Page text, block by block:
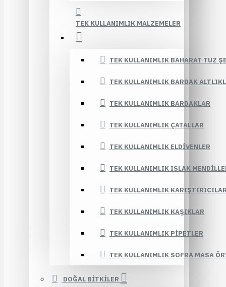
TEK KULLANIMLIK MALZEMELER
TEK KULLANIMLIK BAHARAT TUZ
TEK KULLANIMLIK BARDAK
TEK KULLANIMLIK BARDAKLAR
TEK KULLANIMLIK ÇATALLAR
TEK KULLANIMLIK ELDIVENLER
TEK KULLANIMLIK ISLAK
TEK KULLANIMLIK
TEK KULLANIMLIK KAŞIKLAR
TEK KULLANIMLIK PIPETLER
TEK KULLANIMLIK SOFRA MASA
DOĞAL BİTKİLER